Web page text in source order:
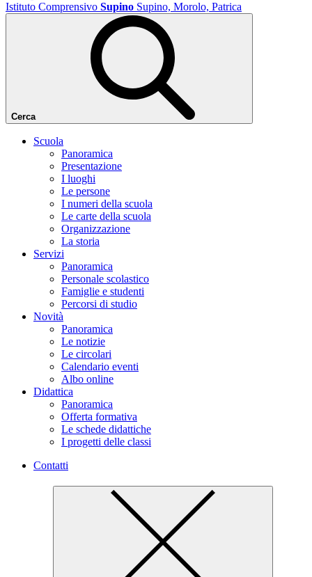
Istituto Comprensivo Supino Supino, Morolo, Patrica
Cerca
Scuola
Panoramica
Presentazione
I luoghi
Le persone
I numeri della scuola
Le carte della scuola
Organizzazione
La storia
Servizi
Panoramica
Personale scolastico
Famiglie e studenti
Percorsi di studio
Novità
Panoramica
Le notizie
Le circolari
Calendario eventi
Albo online
Didattica
Panoramica
Offerta formativa
Le schede didattiche
I progetti delle classi
Contatti